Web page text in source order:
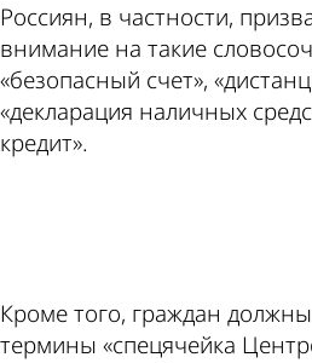
Россиян, в частности,
внимание на такие
«безопасный счет»,
«декларация наличных
кредит».
Кроме того, граждан
термины «спецячейка